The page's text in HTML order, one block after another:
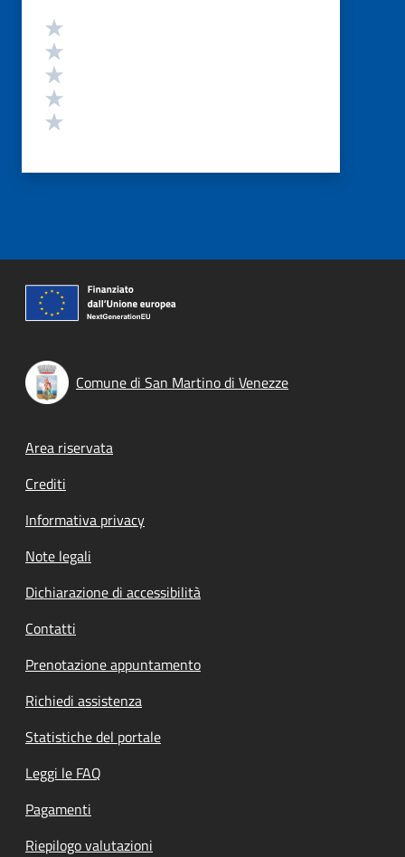
Valutazione
Comune di San Martino di Venezze
Footer menu
Area riservata
Crediti
Informativa privacy
Note legali
Dichiarazione di accessibilità
Contatti
Prenotazione appuntamento
Richiedi assistenza
Statistiche del portale
Leggi le FAQ
Pagamenti
Riepilogo valutazioni